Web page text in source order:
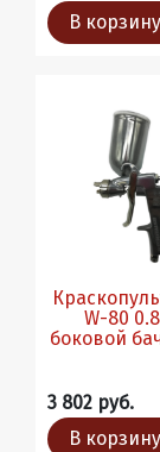
В корзину
W-80
боковой
3 802 руб.
В корзину